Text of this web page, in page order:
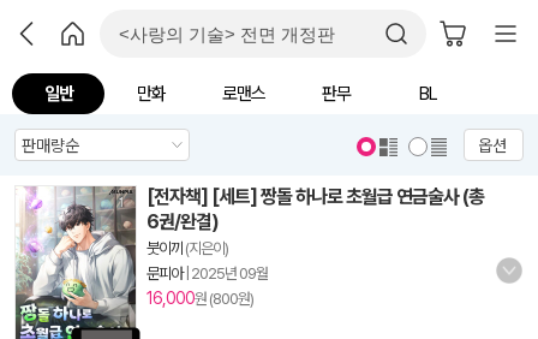
일반 만화 로맨스 판무 BL
옵션
[전자책] [세트] 짱돌 하나로 초월급 연금술사 (총
6권/완결)
붓이끼 (지은이)
문피아| 2025년 09월
16,000원 (800원)